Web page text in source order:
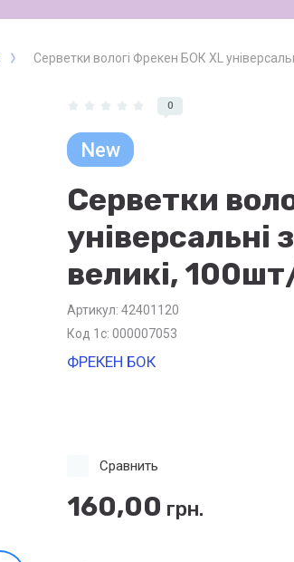
Серветки вологі Фрекен БОК XL
0
New
Серветки
універсальні
великі,
Артикул: 42401120
Код 1с: 000007053
ФРЕКЕН БОК
160,00 грн.
Сравнить